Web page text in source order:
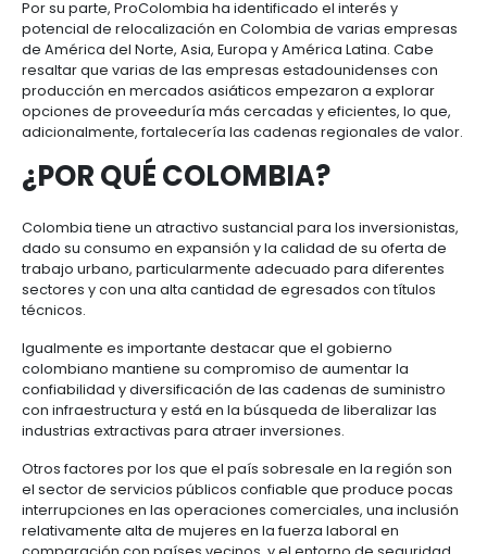
creados en la pasada reforma y avanzar con un
relocalización de inversiones. A esto se suma que
entre Estados Unidos y China puede convertirse en
oportunidad para Colombia.
Teniendo todo lo anterior en cuenta se ha
estrategia de relocalización de empresas con
invertir en el país. Dicho proceso le daría a
competitivas en varios sectores de la economía,
industria manufacturera, insumos de calzado,
prendas de vestir, automotriz, entre otros.
Por su parte, ProColombia ha identificado el interés
potencial de relocalización en Colombia de varias
de América del Norte, Asia, Europa y América
resaltar que varias de las empresas
producción en mercados asiáticos empezaron a
adicionalmente, fortalecería las cadenas
¿POR QUÉ COLOMBIA?